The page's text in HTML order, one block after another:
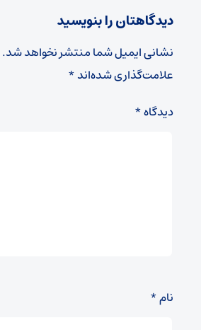
دیدگاهتان را بنویسید
نشانی ایمیل شما منتشر نخواهد شد.
علامت‌گذاری شده‌اند*
دیدگاه*
نام*